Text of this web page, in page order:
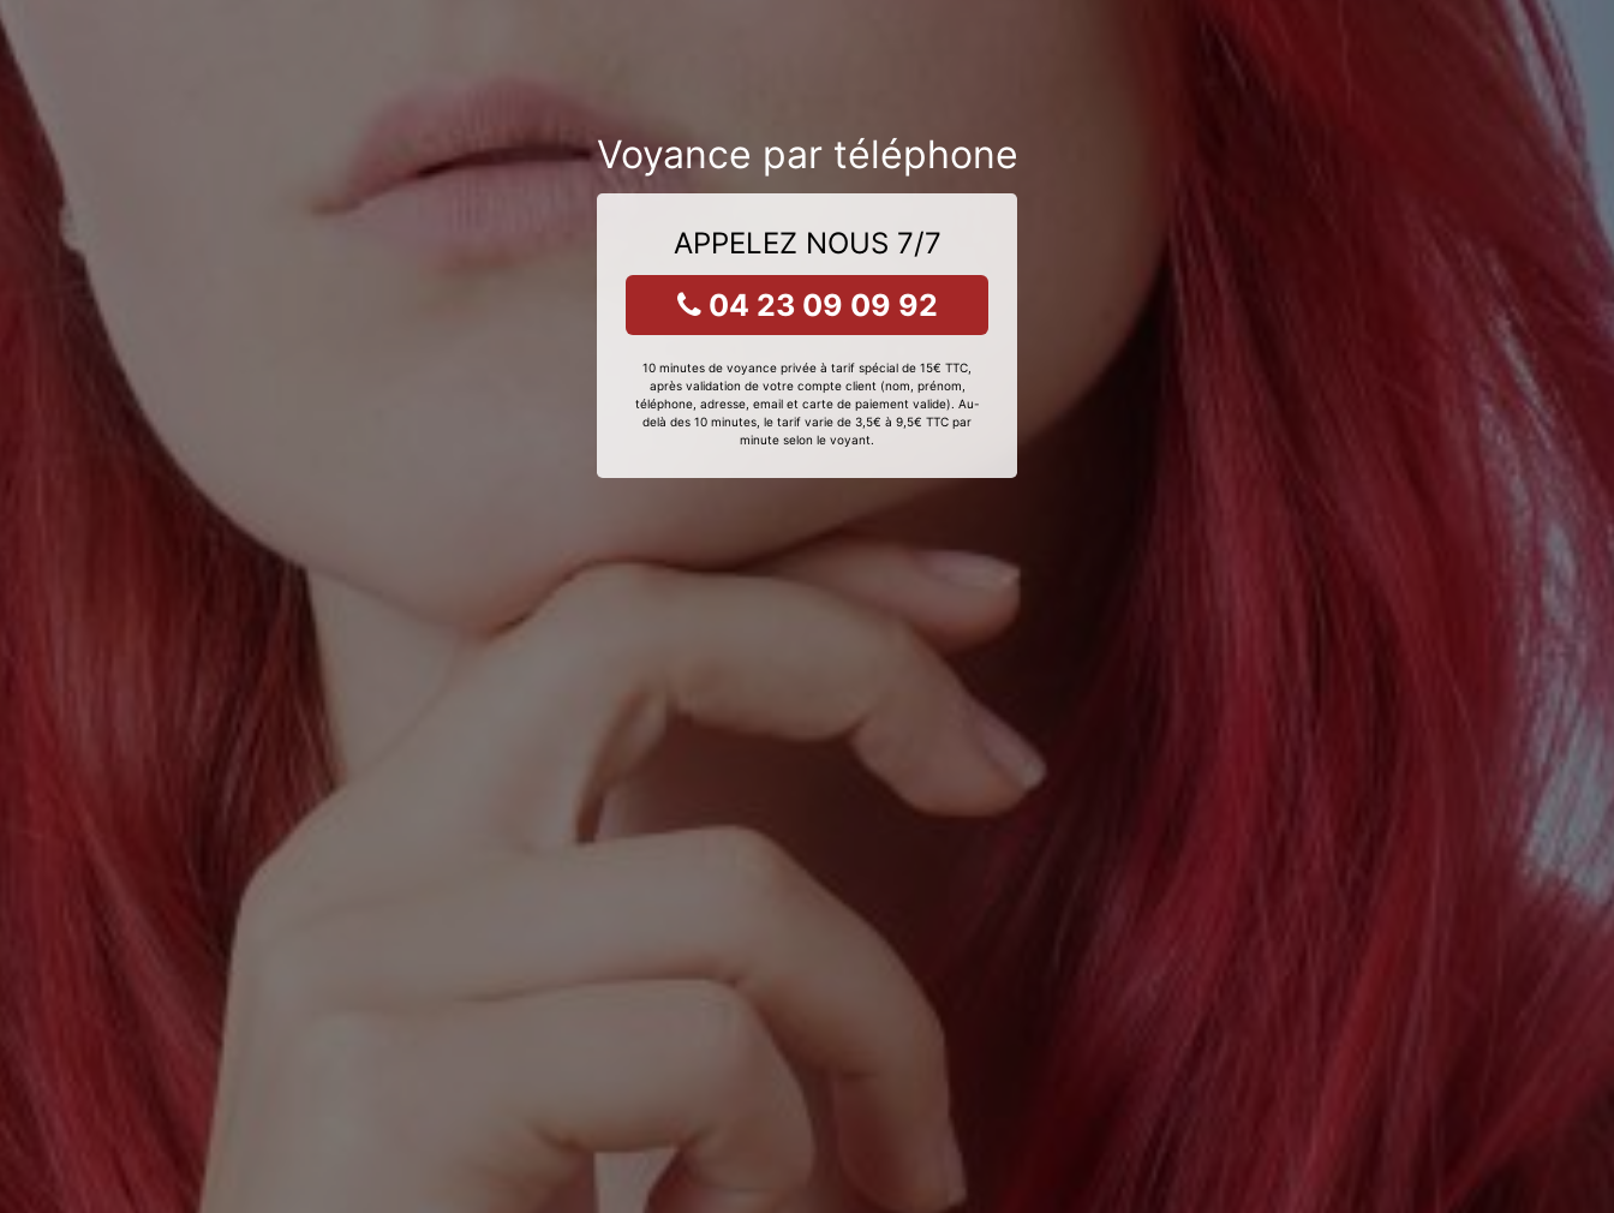
Voyance par téléphone
APPELEZ NOUS 7/7
04 23 09 09 92
10 minutes de voyance privée à tarif spécial de 15€ TTC,
après validation de votre compte client (nom, prénom,
téléphone, adresse, email et carte de paiement valide). Au-
delà des 10 minutes, le tarif varie de 3,5€ à 9,5€ TTC par
minute selon le voyant.